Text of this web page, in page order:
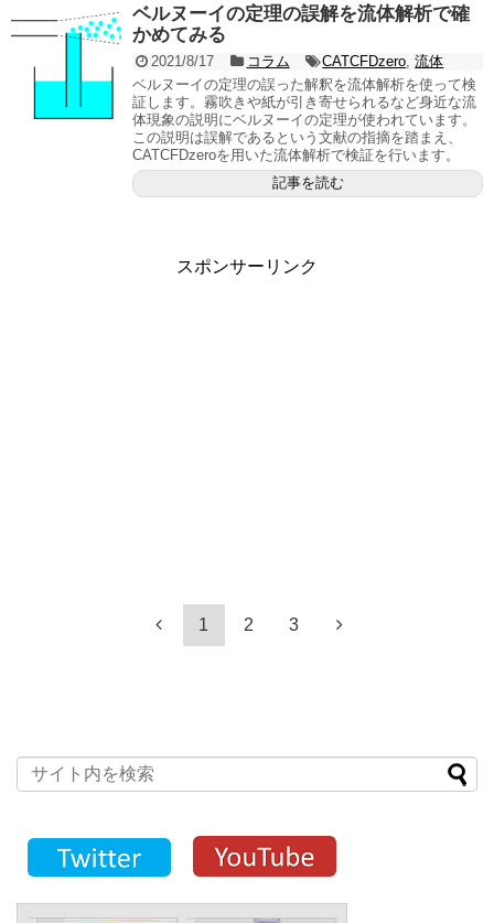
ベルヌーイの定理の誤解を流体解析で確
かめてみる
2021/8/17 コラム CATCFDzero,流体
ベルヌーイの定理の誤った解釈を流体解析を使って検
証します。霧吹きや紙が引き寄せられるなど身近な流
体現象の説明にベルヌーイの定理が使われています。
この説明は誤解であるという文献の指摘を踏まえ、
CATCFDzeroを用いた流体解析で検証を行います。
記事を読む
スポンサーリンク
1 2 3